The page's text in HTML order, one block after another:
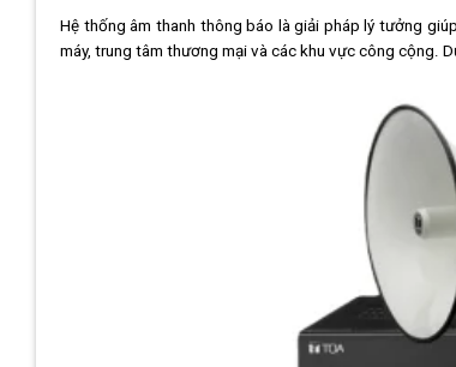
Hệ thống âm thanh thông báo là giải pháp lý tưởng
máy, trung tâm thương mại và các khu vực công cộng.